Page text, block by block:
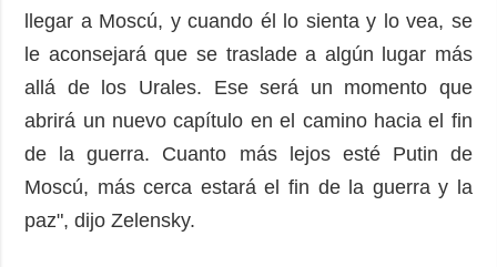
llegar a Moscú, y cuando él lo sienta y lo vea, se
le aconsejará que se traslade a algún lugar más
allá de los Urales. Ese será un momento que
abrirá un nuevo capítulo en el camino hacia el fin
de la guerra. Cuanto más lejos esté Putin de
Moscú, más cerca estará el fin de la guerra y la
paz", dijo Zelensky.